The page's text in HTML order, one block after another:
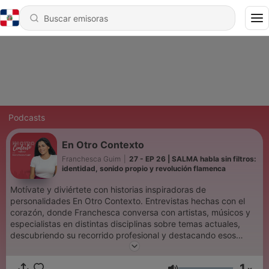
Podcasts
En Otro Contexto
Franchesca Guim
27 - EP 26 | SALMA habla sin filtros:
identidad, sonido propio y revolución flamenca
Motívate y diviértete con historias inspiradoras de
personalidades En Otro Contexto. Entrevistas hechas con el
corazón, donde Franchesca conversa con artistas, músicos y
especialistas en distintas disciplinas sobre temas actuales,
descubriendo su recorrido profesional y destacando esos
momentos de vida que los impulsaron y motivaron para